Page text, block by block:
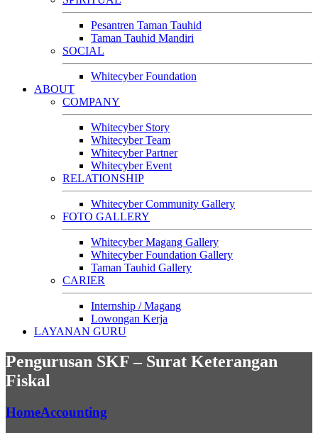
Pesantren Taman Tauhid
Taman Tauhid Mandiri
SOCIAL
Whitecyber Foundation
ABOUT
COMPANY
Whitecyber Story
Whitecyber Team
Whitecyber Partner
Whitecyber Event
RELATIONSHIP
Whitecyber Community Gallery
FOTO GALLERY
Whitecyber Magang Gallery
Whitecyber Foundation Gallery
Taman Tauhid Gallery
CARIER
Internship / Magang
Lowongan Kerja
LAYANAN GURU
Pengurusan SKF – Surat Keterangan
Fiskal
HomeAccounting